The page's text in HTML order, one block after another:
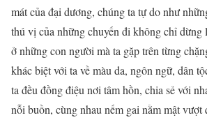
mát của đại dương, chúng ta tự do như
thú vị của những chuyến đi không chỉ dừng
ở những con người mà ta gặp trên từng
khác biệt với ta về màu da, ngôn ngữ, dân
ta đều đồng điệu nơi tâm hồn, chia sẻ với
nỗi buồn, cùng nhau nếm gai nằm mật vượt